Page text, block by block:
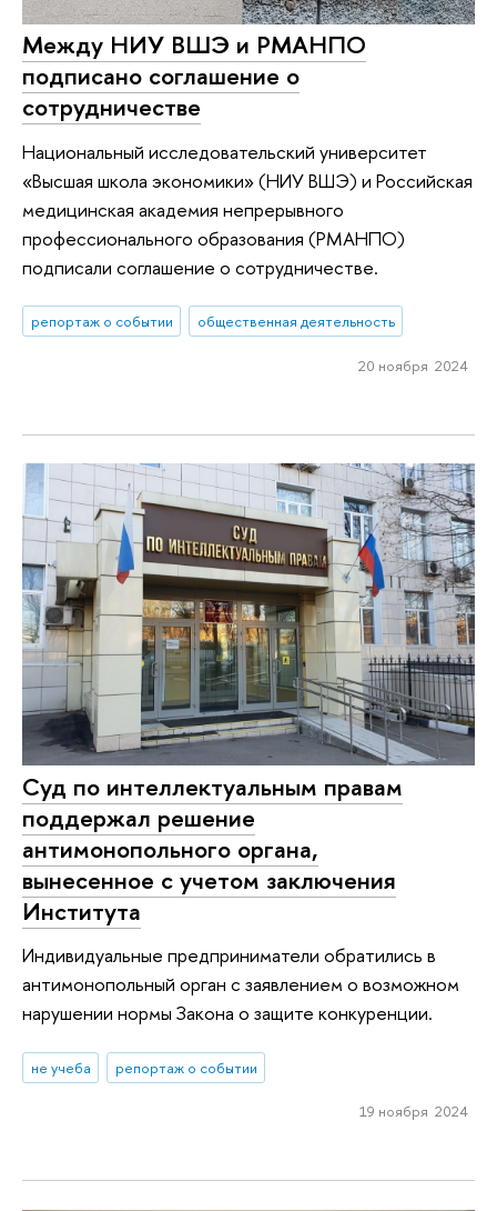
Между НИУ ВШЭ и РМАНПО
подписано соглашение о
сотрудничестве
Национальный исследовательский университет
«Высшая школа экономики» (НИУ ВШЭ) и Российская
медицинская академия непрерывного
профессионального образования (РМАНПО)
подписали соглашение о сотрудничестве.
репортаж о событии общественная деятельность
20 ноября 2024
Суд по интеллектуальным правам
поддержал решение
антимонопольного органа,
вынесенное с учетом заключения
Института
Индивидуальные предприниматели обратились в
антимонопольный орган с заявлением о возможном
нарушении нормы Закона о защите конкуренции.
не учеба репортаж о событии
19 ноября 2024